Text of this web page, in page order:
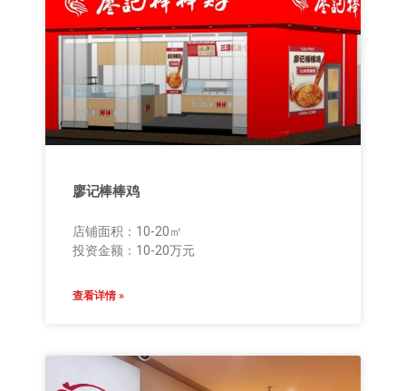
廖记棒棒鸡
店铺面积：10-20㎡
投资金额：10-20万元
查看详情 »